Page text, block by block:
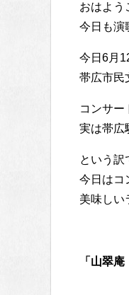
おはよう
今日も演
今日6月
帯広市民
コンサー
実は帯広
という訳
今日はコ
美味しい
「山翠